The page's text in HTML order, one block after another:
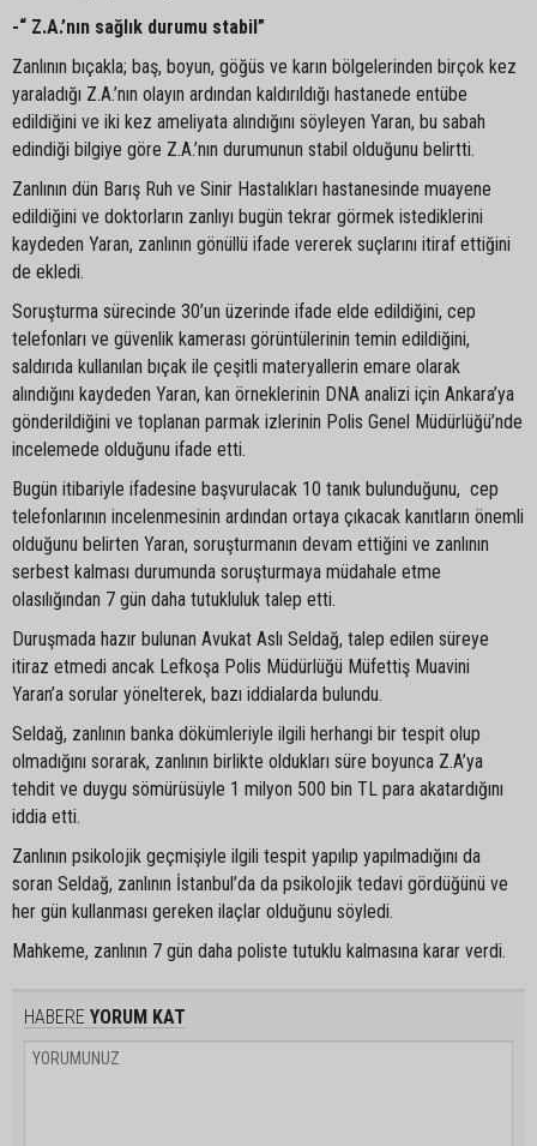
-“ Z.A.’nın sağlık durumu stabil”
Zanlının bıçakla; baş, boyun, göğüs ve karın bölgelerinden birçok kez
yaraladığı Z.A.’nın olayın ardından kaldırıldığı hastanede entübe
edildiğini ve iki kez ameliyata alındığını söyleyen Yaran, bu sabah
edindiği bilgiye göre Z.A.’nın durumunun stabil olduğunu belirtti.
Zanlının dün Barış Ruh ve Sinir Hastalıkları hastanesinde muayene
edildiğini ve doktorların zanlıyı bugün tekrar görmek istediklerini
kaydeden Yaran, zanlının gönüllü ifade vererek suçlarını itiraf ettiğini
de ekledi.
Soruşturma sürecinde 30’un üzerinde ifade elde edildiğini, cep
telefonları ve güvenlik kamerası görüntülerinin temin edildiğini,
saldırıda kullanılan bıçak ile çeşitli materyallerin emare olarak
alındığını kaydeden Yaran, kan örneklerinin DNA analizi için Ankara’ya
gönderildiğini ve toplanan parmak izlerinin Polis Genel Müdürlüğü’nde
incelemede olduğunu ifade etti.
Bugün itibariyle ifadesine başvurulacak 10 tanık bulunduğunu, cep
telefonlarının incelenmesinin ardından ortaya çıkacak kanıtların önemli
olduğunu belirten Yaran, soruşturmanın devam ettiğini ve zanlının
serbest kalması durumunda soruşturmaya müdahale etme
olasılığından 7 gün daha tutukluluk talep etti.
Duruşmada hazır bulunan Avukat Aslı Seldağ, talep edilen süreye
itiraz etmedi ancak Lefkoşa Polis Müdürlüğü Müfettiş Muavini
Yaran’a sorular yönelterek, bazı iddialarda bulundu.
Seldağ, zanlının banka dökümleriyle ilgili herhangi bir tespit olup
olmadığını sorarak, zanlının birlikte oldukları süre boyunca Z.A’ya
tehdit ve duygu sömürüsüyle 1 milyon 500 bin TL para akatardığını
iddia etti.
Zanlının psikolojik geçmişiyle ilgili tespit yapılıp yapılmadığını da
soran Seldağ, zanlının İstanbul’da da psikolojik tedavi gördüğünü ve
her gün kullanması gereken ilaçlar olduğunu söyledi.
Mahkeme, zanlının 7 gün daha poliste tutuklu kalmasına karar verdi.
HABERE YORUM KAT